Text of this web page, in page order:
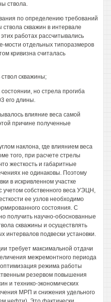
ствола.
по определению требований
скважин в интервале
работах рассчитывались
мости отдельных типоразмеров
кривизна считалась
скважины;
но стрела прогиба
его длины.
влияние веса самой
причине полученные
наклона, где влиянием веса
того, при расчете стрелы
жесткость и габаритные
не одинаковы. Поэтому
в искривленном участке
учетом собственного веса УЭЦН,
ее узлов необходимо
состояния. С
получить научно-обоснованные
скважины и осуществлять
интервалов подвески установки.
требует максимальной отдачи
межремонтного периода
режима работы
резервом повышения
и технико-экономических
МРП и снижения удельного